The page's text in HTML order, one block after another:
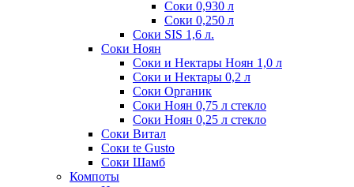
Соки 0,930 л
Соки 0,250 л
Соки SIS 1,6 л.
Соки Ноян
Соки и Нектары Ноян 1,0 л
Соки и Нектары 0,2 л
Соки Органик
Соки Ноян 0,75 л стекло
Соки Ноян 0,25 л стекло
Соки Витал
Соки te Gusto
Соки Шамб
Компоты